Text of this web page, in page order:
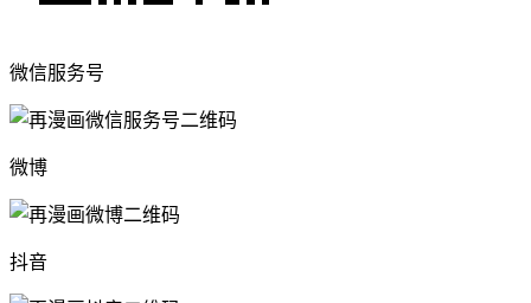
微信服务号
微博
抖音